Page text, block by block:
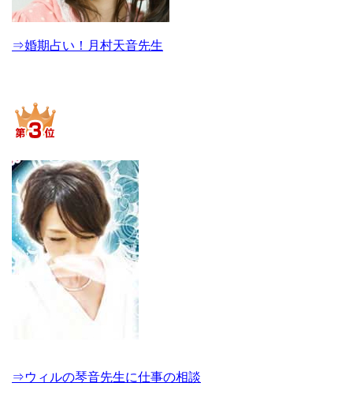
⇒婚期占い！月村天音先生
⇒ウィルの琴音先生に仕事の相談